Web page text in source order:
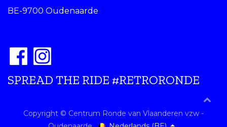
BE-9700 Oudenaarde
SPREAD THE RIDE #RETRORONDE
Copyright © Centrum Ronde van Vlaanderen vzw -